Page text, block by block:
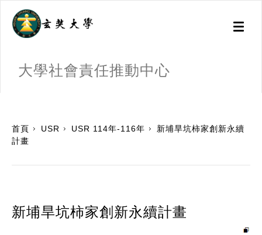
Toggle
大學社會責任推動中心
首頁 USR USR 114年-116年
新埔旱坑柿家創新永續
計畫
新埔旱坑柿家創新永續計畫